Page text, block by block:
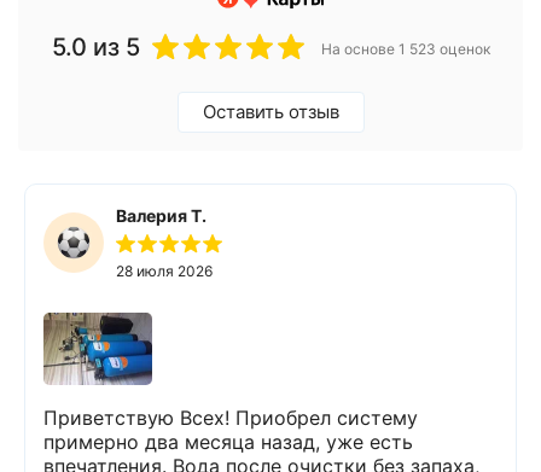
5.0 из 5 На основе 1 523 оценок
Оставить отзыв
Валерия Т.
28 июля 2026
Приветствую Всех! Приобрел систему
примерно два месяца назад, уже есть
впечатления. Вода после очистки без запаха,